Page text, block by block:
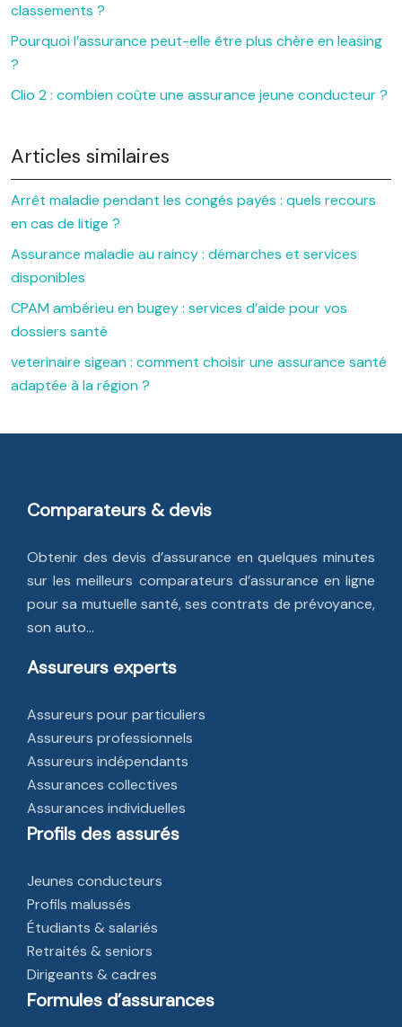
classements ?
Pourquoi l’assurance peut-elle être plus chère en leasing
?
Clio 2 : combien coûte une assurance jeune conducteur ?
Articles similaires
Arrêt maladie pendant les congés payés : quels recours
en cas de litige ?
Assurance maladie au raincy : démarches et services
disponibles
CPAM ambérieu en bugey : services d’aide pour vos
dossiers santé
veterinaire sigean : comment choisir une assurance santé
adaptée à la région ?
Comparateurs & devis
Obtenir des devis d’assurance en quelques minutes
sur les meilleurs comparateurs d’assurance en ligne
pour sa mutuelle santé, ses contrats de prévoyance,
son auto…
Assureurs experts
Assureurs pour particuliers
Assureurs professionnels
Assureurs indépendants
Assurances collectives
Assurances individuelles
Profils des assurés
Jeunes conducteurs
Profils malussés
Étudiants & salariés
Retraités & seniors
Dirigeants & cadres
Formules d’assurances